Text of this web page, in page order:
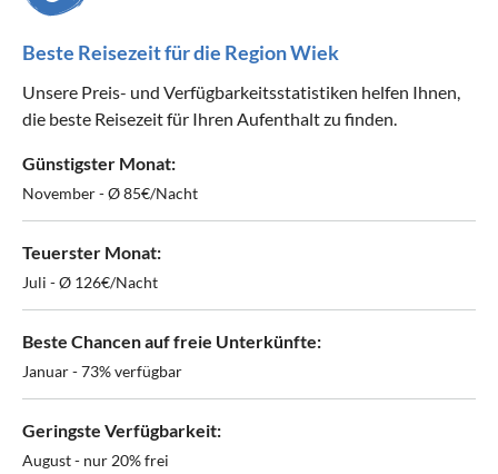
Beste Reisezeit für die Region Wiek
Unsere Preis- und Verfügbarkeitsstatistiken helfen Ihnen,
die beste Reisezeit für Ihren Aufenthalt zu finden.
Günstigster Monat:
November - Ø 85€/Nacht
Teuerster Monat:
Juli - Ø 126€/Nacht
Beste Chancen auf freie Unterkünfte:
Januar - 73% verfügbar
Geringste Verfügbarkeit:
August - nur 20% frei